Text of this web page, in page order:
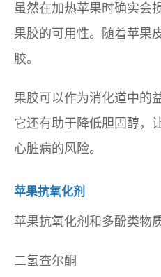
虽然在加热苹果时确实会
果胶的可用性。随着苹果
胶。
果胶可以作为消化道中的
它还有助于降低胆固醇，
心脏病的风险。
苹果抗氧化剂
苹果抗氧化剂和多酚类物
二氢查尔酮